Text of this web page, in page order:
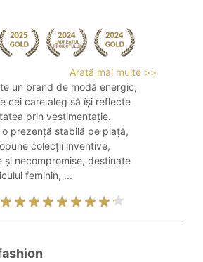
Arată mai multe >>
un brand de modă energic,
cei care aleg să își reflecte
prin vestimentație.
o prezență stabilă pe piață,
colecții inventive,
și necompromise, destinate
feminin, ...